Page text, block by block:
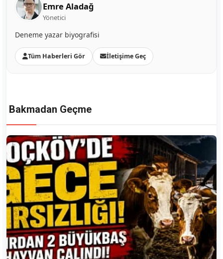
Emre Aladağ
Yönetici
Deneme yazar biyografisi
Tüm Haberleri Gör İletişime Geç
Bakmadan Geçme